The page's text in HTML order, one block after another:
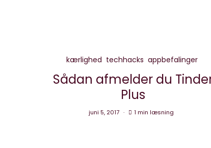
kærlighed techhacks appbefalinger
Sådan afmelder du
Plus
juni 5, 2017 1 min læsning